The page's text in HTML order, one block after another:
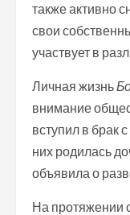
также активно
свои
участвует в
Личная жизнь
внимание
вступил в брак
них родилась
объявила о
На протяжении